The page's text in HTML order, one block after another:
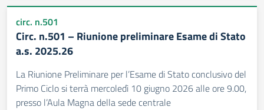
circ. n.501
Circ. n.501 – Riunione preliminare Esame di Stato
a.s. 2025.26
La Riunione Preliminare per l’Esame di Stato conclusivo del
Primo Ciclo si terrà mercoledì 10 giugno 2026 alle ore 9.00,
presso l’Aula Magna della sede centrale